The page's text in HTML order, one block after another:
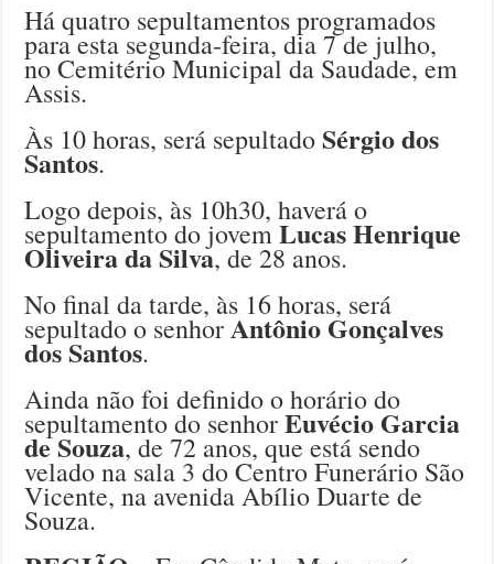
Há quatro sepultamentos programados
para esta segunda-feira, dia 7 de julho,
no Cemitério Municipal da Saudade, em
Assis.
Às 10 horas, será sepultadoSérgio dos
Santos.
Logo depois, às 10h30, haverá o
sepultamento do jovemLucas Henrique
Oliveira da Silva, de 28 anos.
No final da tarde, às 16 horas, será
sepultado o senhorAntônio Gonçalves
dos Santos.
Ainda não foi definido o horário do
sepultamento do senhorEuvécio Garcia
de Souza, de 72 anos, que está sendo
velado na sala 3 do Centro Funerário São
Vicente, na avenida Abílio Duarte de
Souza.